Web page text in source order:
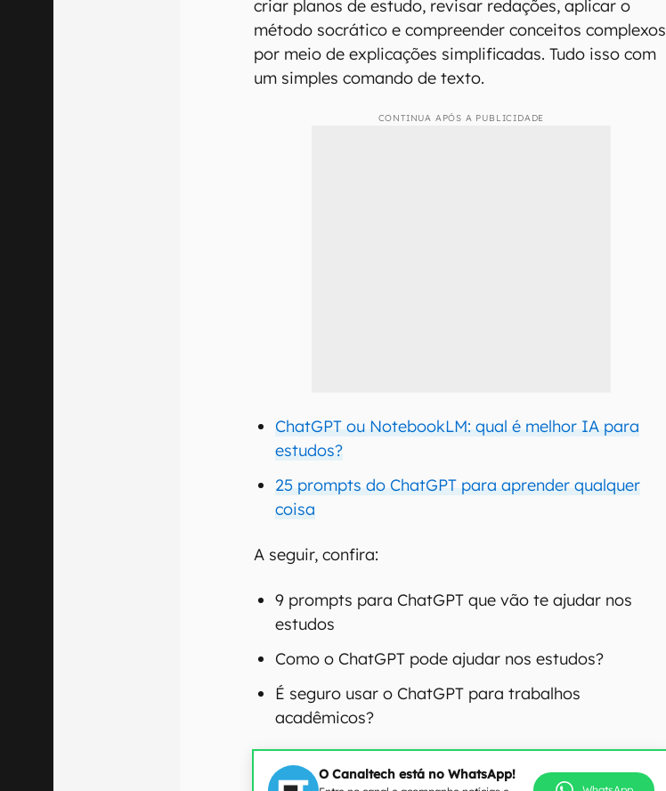
criar planos de estudo, revisar redações, aplicar o
método socrático e compreender conceitos complexos
por meio de explicações simplificadas. Tudo isso com
um simples comando de texto.
CONTINUA APÓS A PUBLICIDADE
ChatGPT ou NotebookLM: qual é melhor IA para
estudos?
25 prompts do ChatGPT para aprender qualquer
coisa
A seguir, confira:
9 prompts para ChatGPT que vão te ajudar nos
estudos
Como o ChatGPT pode ajudar nos estudos?
É seguro usar o ChatGPT para trabalhos
acadêmicos?
O Canaltech está no WhatsApp!